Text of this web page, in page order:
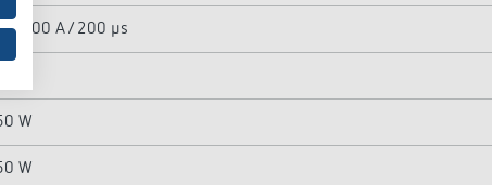
400 A / 200 µs
W
W